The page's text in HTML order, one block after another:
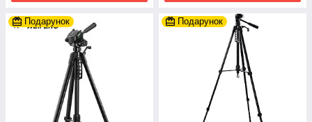
Подарунок Подарунок